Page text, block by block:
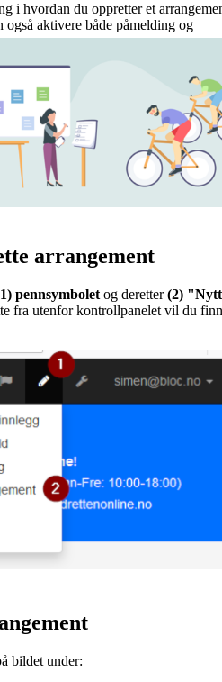
i hvordan du oppretter et
aktivere både påmelding og
arrangement
pennsymbolet og deretter(2) "Nytt
fra utenfor kontrollpanelet vil du
bildet under: